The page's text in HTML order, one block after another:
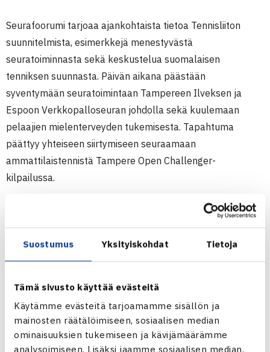
Suostumus Yksityiskohdat Tietoja
Tämä sivusto käyttää evästeitä
Käytämme evästeitä tarjoamamme sisällön ja
mainosten räätälöimiseen, sosiaalisen median
ominaisuuksien tukemiseen ja kävijämäärämme
analysoimiseen. Lisäksi jaamme sosiaalisen median,
Seurafoorumi tarjoaa ajankohtaista tietoa Tennisliiton
suunnitelmista, esimerkkejä menestyvästä
seuratoiminnasta sekä keskustelua suomalaisen
tenniksen suunnasta. Päivän aikana päästään
syventymään seuratoimintaan Tampereen Ilveksen ja
Espoon Verkkopalloseuran johdolla sekä kuulemaan
pelaajien mielenterveyden tukemisesta. Tapahtuma
päättyy yhteiseen siirtymiseen seuraamaan
ammattilaistennistä Tampere Open Challenger-
kilpailussa.
Tilaisuus on maksuton kahdelle edustajalle/seura.
Osallistujille tarjotaan päiväliput keskiviikon otteluihin
sekä lounas.
klo 10.00 avaus ja ajankohtaiset: Teemu Purho ja Silja
Ranta, Tennisliitto
klo 10.30 Seuraesimerkki: Tampereen Ilves – Menestyvän
seuran tarina, Risto Niklas-Salminen